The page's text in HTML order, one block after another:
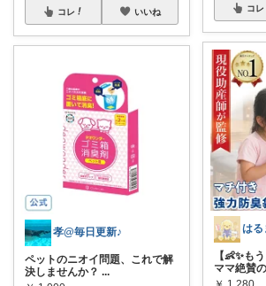
コレ いいね
孝@毎日更新♪
ペットのニオイ問題、これで解
決しませんか？ ...
コレ
【👶✨も
ママ絶賛